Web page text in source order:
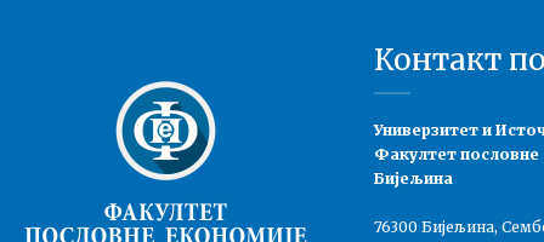
Контакт
Универзитет и
Факултет пословне
Бијељина
76300 Бијељина,